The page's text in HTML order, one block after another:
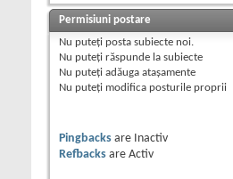
Permisiuni postare
Nu puteţi posta subiecte noi.
Nu puteţi răspunde la subiecte
Nu puteţi adăuga ataşamente
Nu puteţi modifica posturile proprii
Pingbacks are
Inactiv
Refbacks are Activ